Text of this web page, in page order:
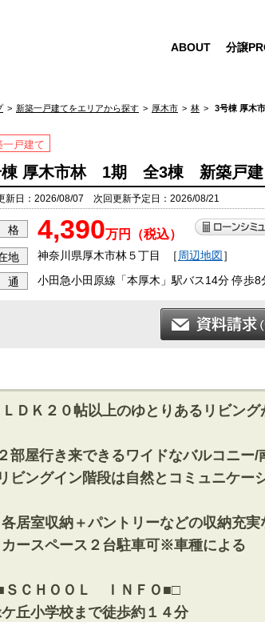
ABOUT 分譲
新築一戸建てをエリアから探す 厚木市 林 3号棟 厚
一戸建て
棟 厚木市林 1期 全3棟 新築戸建
新日：2026/08/07 次回更新予定日：2026/08/21
格 4,390万円（税込）
地 神奈川県厚木市林５丁目 ［ 周辺地図 ］
通 小田急小田原線「本厚木」駅バス14分 停歩8
ＬＤＫ２０帖以上のゆとりあるリビング
部屋行き来できるワイドなバルコニー/
ビングイン階段は自然とコミュニケー
各居室収納＋パントリーなどの収納充実
カースペース２台駐車可※車種による
ＳＣＨＯＯＬ ＩＮＦＯ■□
丘小学校まで徒歩約１４分